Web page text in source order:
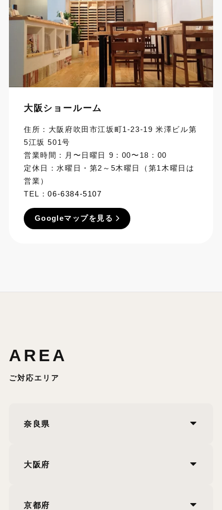
大阪ショールーム
住所：大阪府吹田市江坂町1-23-19 米澤ビル第
5江坂 501号
営業時間：月〜日曜日 9：00〜18：00
定休日：水曜日・第2～5木曜日（第1木曜日は
営業）
TEL：06-6384-5107
Googleマップを見る
AREA
ご対応エリア
奈良県
大阪府
京都府